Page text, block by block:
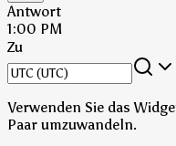
Antwort
1:00 PM
Zu
Verwenden Sie das
Paar umzuwandeln.